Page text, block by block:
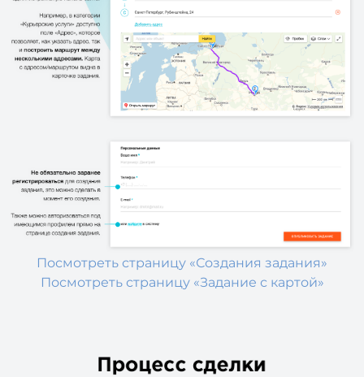
Посмотреть страницу «Создания задания»
Посмотреть страницу «Задание с картой»